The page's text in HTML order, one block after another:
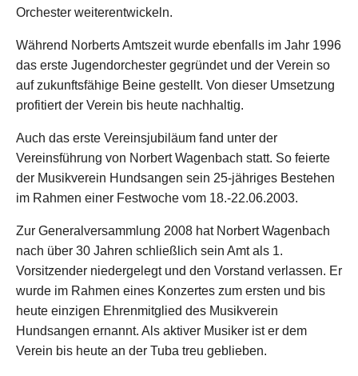
Orchester weiterentwickeln.
Während Norberts Amtszeit wurde ebenfalls im Jahr 1996
das erste Jugendorchester gegründet und der Verein so
auf zukunftsfähige Beine gestellt. Von dieser Umsetzung
profitiert der Verein bis heute nachhaltig.
Auch das erste Vereinsjubiläum fand unter der
Vereinsführung von Norbert Wagenbach statt. So feierte
der Musikverein Hundsangen sein 25-jähriges Bestehen
im Rahmen einer Festwoche vom 18.-22.06.2003.
Zur Generalversammlung 2008 hat Norbert Wagenbach
nach über 30 Jahren schließlich sein Amt als 1.
Vorsitzender niedergelegt und den Vorstand verlassen. Er
wurde im Rahmen eines Konzertes zum ersten und bis
heute einzigen Ehrenmitglied des Musikverein
Hundsangen ernannt. Als aktiver Musiker ist er dem
Verein bis heute an der Tuba treu geblieben.